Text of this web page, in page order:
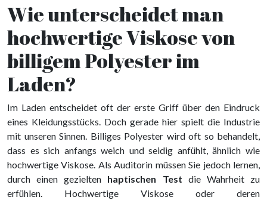
Wie unterscheidet man
hochwertige Viskose von
billigem Polyester im
Laden?
Im Laden entscheidet oft der erste Griff über den Eindruck
eines Kleidungsstücks. Doch gerade hier spielt die Industrie
mit unseren Sinnen. Billiges Polyester wird oft so behandelt,
dass es sich anfangs weich und seidig anfühlt, ähnlich wie
hochwertige Viskose. Als Auditorin müssen Sie jedoch lernen,
durch einen gezielten haptischen Test die Wahrheit zu
erfühlen. Hochwertige Viskose oder deren